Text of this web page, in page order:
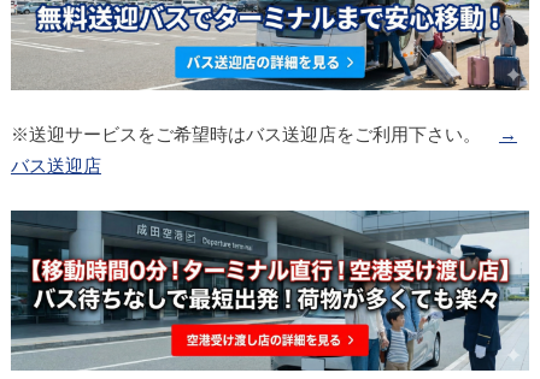
※送迎サービスをご希望時はバス送迎店をご利用下さい。
→
バス送迎店